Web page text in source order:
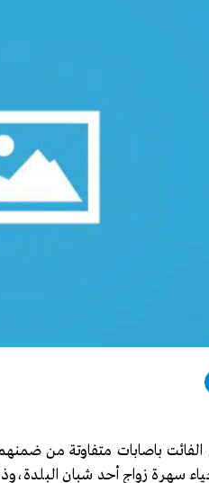
الليل الفائت باصابات متفاوتة من
سهرة زواج أحد شبان